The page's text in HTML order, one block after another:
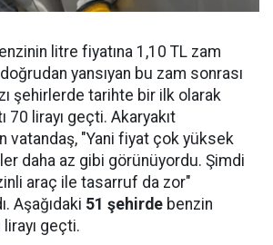
litre fiyatına 1,10 TL zam
yansıyan bu zam sonrası
şehirlerde tarihte bir ilk olarak
70 lirayı geçti. Akaryakıt
vatandaş, "Yani fiyat çok yüksek
daha az gibi görünüyordu. Şimdi
araç ile tasarruf da zor"
Aşağıdaki 51 şehirde benzin
geçti.